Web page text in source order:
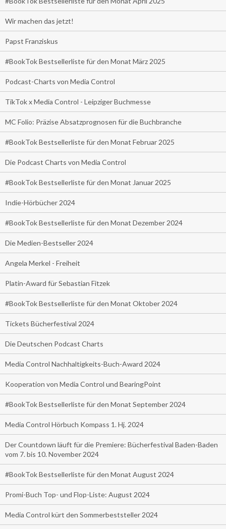
Wir machen das jetzt!
Papst Franziskus
#BookTok Bestsellerliste für den Monat März 2025
Podcast-Charts von Media Control
TikTok x Media Control - Leipziger Buchmesse
MC Folio: Präzise Absatzprognosen für die Buchbranche
#BookTok Bestsellerliste für den Monat Februar 2025
Die Podcast Charts von Media Control
#BookTok Bestsellerliste für den Monat Januar 2025
Indie-Hörbücher 2024
#BookTok Bestsellerliste für den Monat Dezember 2024
Die Medien-Bestseller 2024
Angela Merkel - Freiheit
Platin-Award für Sebastian Fitzek
#BookTok Bestsellerliste für den Monat Oktober 2024
Tickets Bücherfestival 2024
Die Deutschen Podcast Charts
Media Control Nachhaltigkeits-Buch-Award 2024
Kooperation von Media Control und BearingPoint
#BookTok Bestsellerliste für den Monat September 2024
Media Control Hörbuch Kompass 1. Hj. 2024
Der Countdown läuft für die Premiere: Bücherfestival Baden-Baden
vom 7. bis 10. November 2024
#BookTok Bestsellerliste für den Monat August 2024
Promi-Buch Top- und Flop-Liste: August 2024
Media Control kürt den Sommerbeststeller 2024